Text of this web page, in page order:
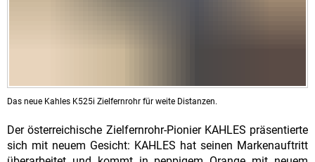
Das neue Kahles K525i Zielfernrohr für weite Distanzen.
Der österreichische Zielfernrohr-Pionier KAHLES präsentierte
sich mit neuem Gesicht: KAHLES hat seinen Markenauftritt